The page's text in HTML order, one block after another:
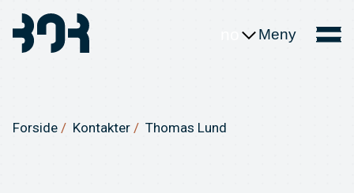
Meny
Forside Kontakter Thomas Lund